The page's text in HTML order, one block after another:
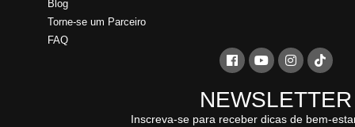
Blog
Torne-se um Parceiro
FAQ
NEWSLETTER
Inscreva-se para receber dicas de bem-